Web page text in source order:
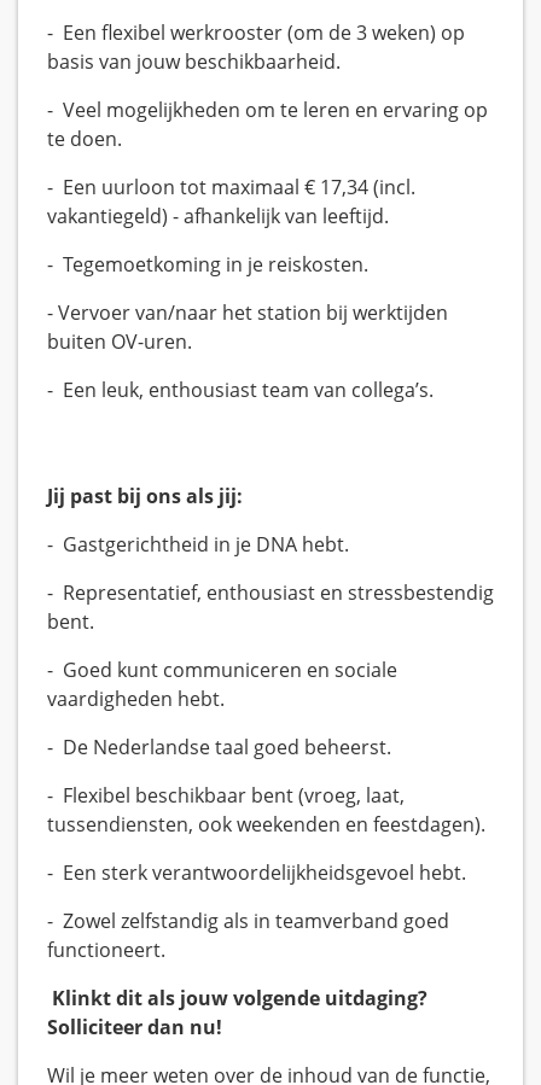
- Een flexibel werkrooster (om de 3 weken) op
basis van jouw beschikbaarheid.
- Veel mogelijkheden om te leren en ervaring op
te doen.
- Een uurloon tot maximaal € 17,34 (incl.
vakantiegeld) - afhankelijk van leeftijd.
- Tegemoetkoming in je reiskosten.
- Vervoer van/naar het station bij werktijden
buiten OV-uren.
- Een leuk, enthousiast team van collega’s.
Jij past bij ons als jij:
- Gastgerichtheid in je DNA hebt.
- Representatief, enthousiast en stressbestendig
bent.
- Goed kunt communiceren en sociale
vaardigheden hebt.
- De Nederlandse taal goed beheerst.
- Flexibel beschikbaar bent (vroeg, laat,
tussendiensten, ook weekenden en feestdagen).
- Een sterk verantwoordelijkheidsgevoel hebt.
- Zowel zelfstandig als in teamverband goed
functioneert.
Klinkt dit als jouw volgende uitdaging?
Solliciteer dan nu!
Wil je meer weten over de inhoud van de functie,